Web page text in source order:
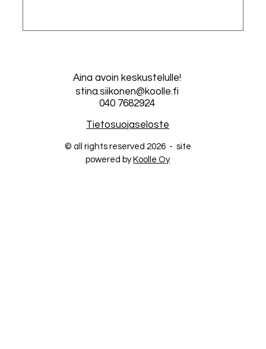
Aina avoin keskustelulle!
stina.siikonen@koolle.fi
040 7682924
Tietosuojaseloste
© all rights reserved 2026 - site
powered by Koolle Oy